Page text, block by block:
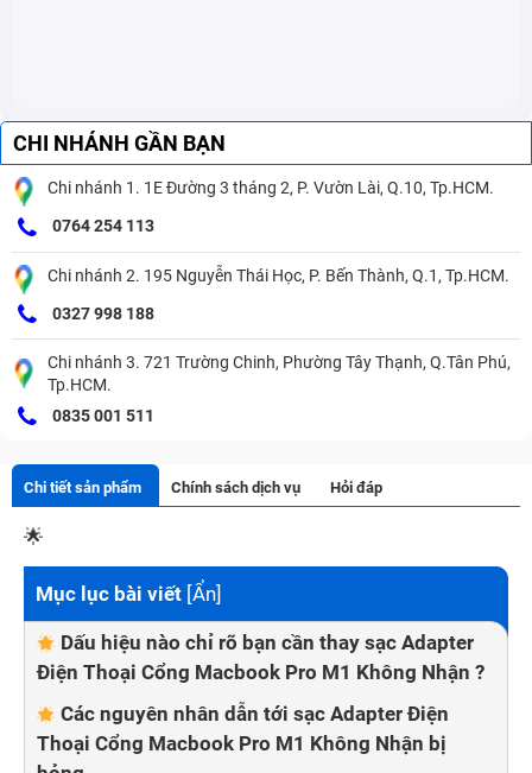
CHI NHÁNH GẦN BẠN
Chi nhánh 1. 1E Đường 3 tháng 2, P. Vườn Lài, Q.10, Tp.HCM.
0764 254 113
Chi nhánh 2. 195 Nguyễn Thái Học, P. Bến Thành, Q.1, Tp.HCM.
0327 998 188
Chi nhánh 3. 721 Trường Chinh, Phường Tây Thạnh, Q.Tân Phú,
Tp.HCM.
0835 001 511
Chi tiết sản phẩm Chính sách dịch vụ Hỏi đáp
🌟
Mục lục bài viết [Ẩn]
Dấu hiệu nào chỉ rõ bạn cần thay sạc Adapter
Điện Thoại Cổng Macbook Pro M1 Không Nhận ?
Các nguyên nhân dẫn tới sạc Adapter Điện
Thoại Cổng Macbook Pro M1 Không Nhận bị